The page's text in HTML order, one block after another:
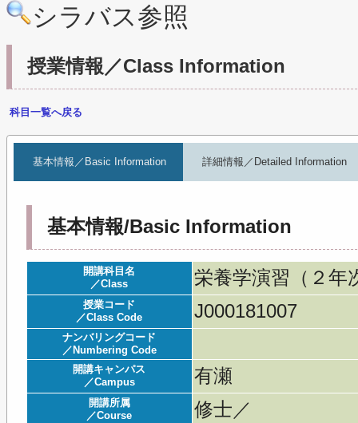
シラバス参照
授業情報／Class Information
科目一覧へ戻る
基本情報／Basic Information 詳細情報／Detailed Information
基本情報/Basic Information
開講科目名
／Class
栄養学演習（２年
授業コード
／Class Code
J000181007
ナンバリングコード
／Numbering Code
開講キャンパス
／Campus
有瀬
開講所属
／Course
修士／